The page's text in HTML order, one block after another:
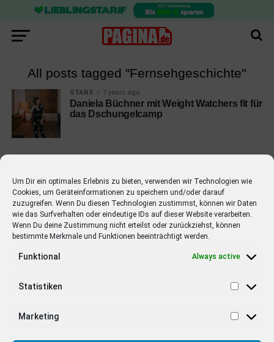
Um Dir ein optimales Erlebnis zu bieten, verwenden wir Technologien wie
Cookies, um Geräteinformationen zu speichern und/oder darauf
zuzugreifen. Wenn Du diesen Technologien zustimmst, können wir Daten
wie das Surfverhalten oder eindeutige IDs auf dieser Website verarbeiten.
Wenn Du deine Zustimmung nicht erteilst oder zurückziehst, können
bestimmte Merkmale und Funktionen beeinträchtigt werden.
Funktional Always active
Statistiken
Marketing
All posts tagged "Fernsehgeschichte"
STARS 7 years ago
Daniela Büchner mit Weight Watchers fit für
das Dschungelcamp
EMPFOHLEN
STARS 4 years ago
Barbara Schöneberger Moderatorin
von “Verstehen Sie Spaß?”